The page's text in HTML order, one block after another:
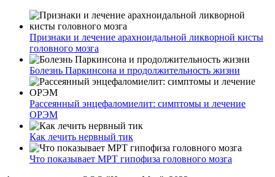
Признаки и лечение арахноидальной ликворной кисты
головного мозга
Болезнь Паркинсона и продолжительность жизни
Рассеянный энцефаломиелит: симптомы и лечение
ОРЭМ
Как лечить нервный тик
Что показывает МРТ гипофиза головного мозга